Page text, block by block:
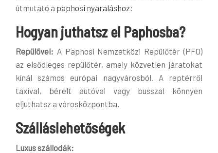
útmutató a paphosi nyaraláshoz:
Hogyan juthatsz el Paphosba?
Repülővel: A Paphosi Nemzetközi Repülőtér (PFO)
az elsődleges repülőtér, amely közvetlen járatokat
kínál számos európai nagyvárosból. A reptérről
taxival, bérelt autóval vagy busszal könnyen
eljuthatsz a városközpontba.
Szálláslehetőségek
Luxus szállodák: